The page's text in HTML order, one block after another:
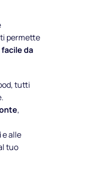
permette
da
tutti
,
e alle
tuo